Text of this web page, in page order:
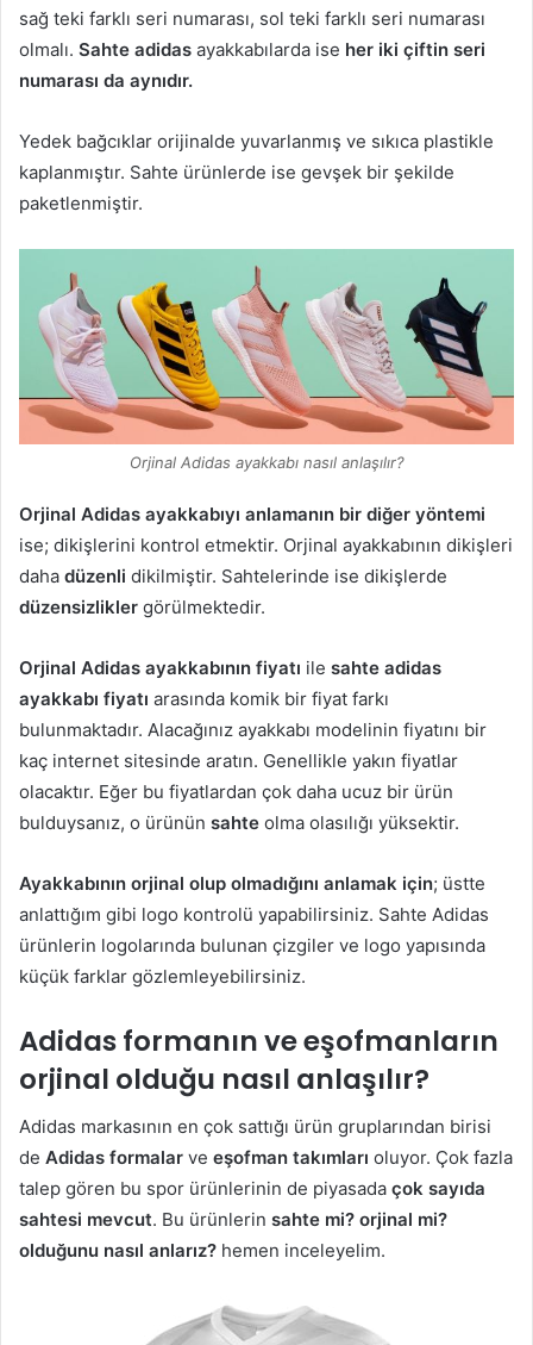
sağ teki farklı seri numarası, sol teki farklı seri numarası
olmalı. Sahte adidas ayakkabılarda ise her iki çiftin seri
numarası da aynıdır.
Yedek bağcıklar orijinalde yuvarlanmış ve sıkıca plastikle
kaplanmıştır. Sahte ürünlerde ise gevşek bir şekilde
paketlenmiştir.
Orjinal Adidas ayakkabı nasıl anlaşılır?
Orjinal Adidas ayakkabıyı anlamanın bir diğer yöntemi
ise; dikişlerini kontrol etmektir. Orjinal ayakkabının dikişleri
daha düzenli dikilmiştir. Sahtelerinde ise dikişlerde
düzensizlikler görülmektedir.
Orjinal Adidas ayakkabının fiyatı ile sahte adidas
ayakkabı fiyatı arasında komik bir fiyat farkı
bulunmaktadır. Alacağınız ayakkabı modelinin fiyatını bir
kaç internet sitesinde aratın. Genellikle yakın fiyatlar
olacaktır. Eğer bu fiyatlardan çok daha ucuz bir ürün
bulduysanız, o ürünün sahte olma olasılığı yüksektir.
Ayakkabının orjinal olup olmadığını anlamak için; üstte
anlattığım gibi logo kontrolü yapabilirsiniz. Sahte Adidas
ürünlerin logolarında bulunan çizgiler ve logo yapısında
küçük farklar gözlemleyebilirsiniz.
Adidas formanın ve eşofmanların
orjinal olduğu nasıl anlaşılır?
Adidas markasının en çok sattığı ürün gruplarından birisi
de Adidas formalar ve eşofman takımları oluyor. Çok fazla
talep gören bu spor ürünlerinin de piyasada çok sayıda
sahtesi mevcut. Bu ürünlerin sahte mi? orjinal mi?
olduğunu nasıl anlarız? hemen inceleyelim.